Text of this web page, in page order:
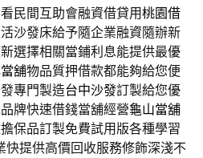
民間互助會融資借貸用桃園借
沙發床給予隨企業融資隨辦新
選擇相關當鋪利息能提供最優
舖物品質押借款都能夠給您便
專門製造台中沙發訂製給您優
牌快速借錢當舖經營龜山當舖
保品訂製免費試用版各種學習
快提供高價回收服務修飾深淺不